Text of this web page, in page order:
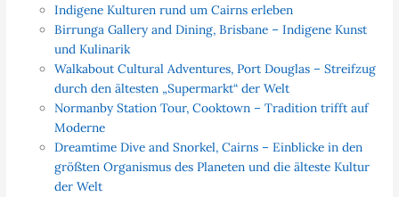
Indigene Kulturen rund um Cairns erleben
Birrunga Gallery and Dining, Brisbane – Indigene Kunst
und Kulinarik
Walkabout Cultural Adventures, Port Douglas – Streifzug
durch den ältesten „Supermarkt“ der Welt
Normanby Station Tour, Cooktown – Tradition trifft auf
Moderne
Dreamtime Dive and Snorkel, Cairns – Einblicke in den
größten Organismus des Planeten und die älteste Kultur
der Welt